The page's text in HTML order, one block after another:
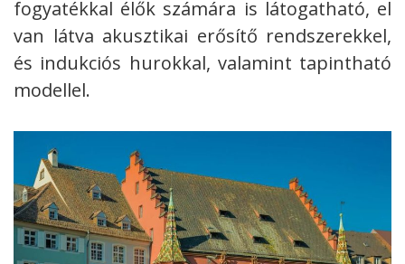
fogyatékkal élők számára is látogatható, el
van látva akusztikai erősítő rendszerekkel,
és indukciós hurokkal, valamint tapintható
modellel.